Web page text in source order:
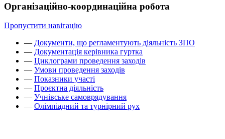
Організаційно-координаційна робота
Пропустити навігацію
— Документи, що регламентують діяльність ЗПО
— Документація керівника гуртка
— Циклограми проведення заходів
— Умови проведення заходів
— Показники участі
— Проєктна діяльність
— Учнівське самоврядування
— Олімпіадний та турнірний рух